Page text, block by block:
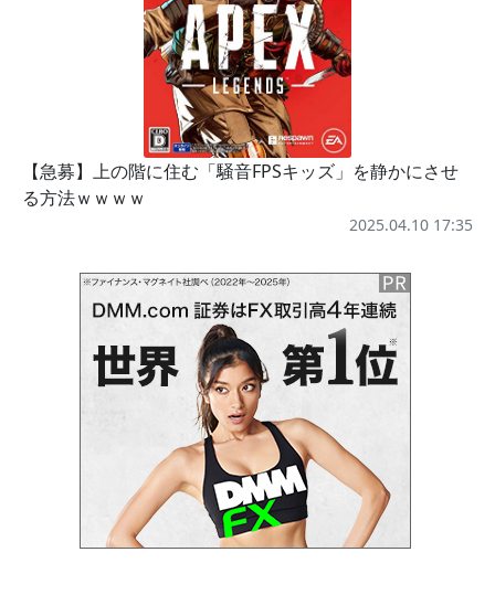
【急募】上の階に住む「騒音FPSキッズ」を静かにさせ
る方法ｗｗｗｗ
2025.04.10 17:35